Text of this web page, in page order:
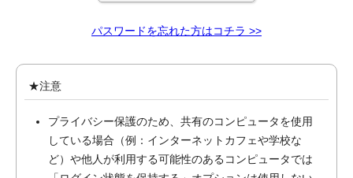
パスワードを忘れた方はコチラ >>
★注意
プライバシー保護のため、共有のコンピュータを使用
している場合（例：インターネットカフェや学校な
ど）や他人が利用する可能性のあるコンピュータでは